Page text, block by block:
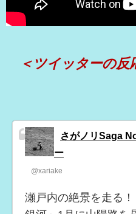
＜ツイッターの反
さがノリSaga
ー
@xariake
瀬戸内の絶景を走る